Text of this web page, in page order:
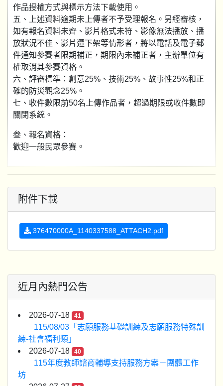
作品授權方式與標示方法下載使用。
五、上述資料逾期未上傳者不予受理報名。另經審核，
如有報名資料未齊、影片格式未符、影像無法播放、播
放狀況不佳、影片遭下架等情形者，將以電話及電子郵
件通知參賽者限期補正，期限內未補正者，主辦單位有
權取消其參賽資格。
六、評審標準：創意25%、技術25%、故事性25%和正
確的防災觀念25%。
七、收件數限前50名上傳作品者，超過期限或收件數即
關閉系統。
叁、報名資格：
歡迎一般民眾參賽。
附件下載
376470000A_1140337588_ATTACH2.pdf
近月內熱門公告
2026-07-18 41
115/08/03「志願服務基礎訓練及志願服務特殊訓
練-社會福利類」
2026-07-18
40
115年度教師諮商輔導支持服務方案－團體工作
坊